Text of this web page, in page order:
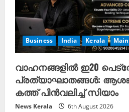
Business India Kerala Main
വാഹനങ്ങളിൽ ഇ20
പ്രത്യാഘാതങ്ങൾ:
കത്ത് പിൻവലിച്ച് സിയാം
News Kerala 6th August 2026